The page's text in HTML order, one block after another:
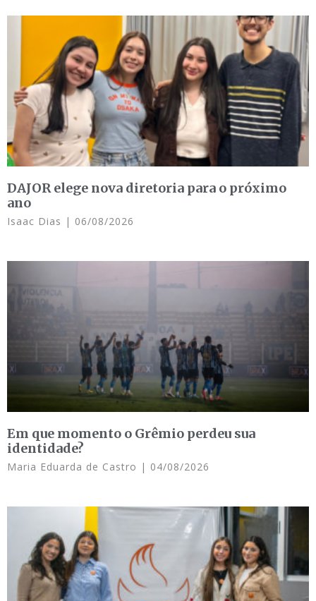
DAJOR elege nova diretoria para o próximo
ano
Isaac Dias 06/08/2026
Em que momento o Grêmio perdeu sua
identidade?
Maria Eduarda de Castro 04/08/2026